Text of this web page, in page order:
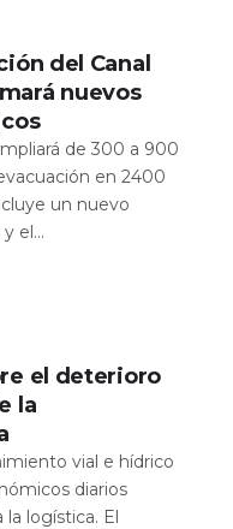
del Canal
nuevos
de 300 a 900
en 2400
un nuevo
el...
el deterioro
la
vial e hídrico
diarios
logística. El